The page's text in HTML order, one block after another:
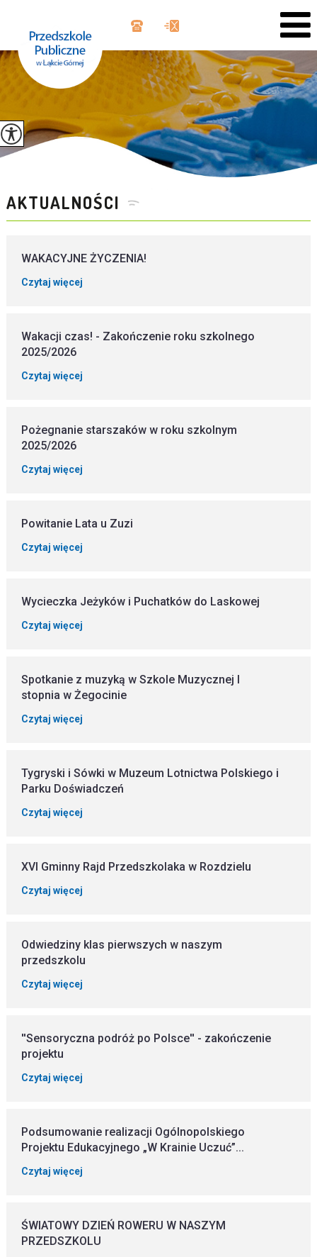
AKTUALNOŚCI
WAKACYJNE ŻYCZENIA!
Czytaj więcej
Wakacji czas! - Zakończenie roku szkolnego
2025/2026
Czytaj więcej
Pożegnanie starszaków w roku szkolnym
2025/2026
Czytaj więcej
Powitanie Lata u Zuzi
Czytaj więcej
Wycieczka Jeżyków i Puchatków do Laskowej
Czytaj więcej
Spotkanie z muzyką w Szkole Muzycznej I
stopnia w Żegocinie
Czytaj więcej
Tygryski i Sówki w Muzeum Lotnictwa Polskiego i
Parku Doświadczeń
Czytaj więcej
XVI Gminny Rajd Przedszkolaka w Rozdzielu
Czytaj więcej
Odwiedziny klas pierwszych w naszym
przedszkolu
Czytaj więcej
''Sensoryczna podróż po Polsce'' - zakończenie
projektu
Czytaj więcej
Podsumowanie realizacji Ogólnopolskiego
Projektu Edukacyjnego „W Krainie Uczuć”...
Czytaj więcej
ŚWIATOWY DZIEŃ ROWERU W NASZYM
PRZEDSZKOLU